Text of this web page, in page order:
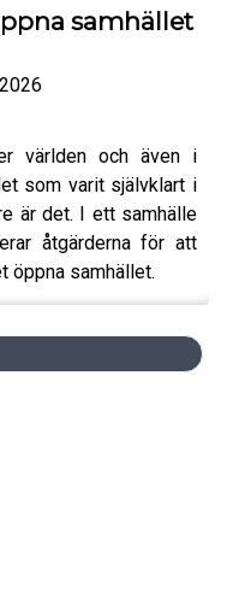
samhället
världen och även i
som varit självklart i
är det. I ett samhälle
åtgärderna för att
öppna samhället.
nyss i en
. I det
rapportförfattaren